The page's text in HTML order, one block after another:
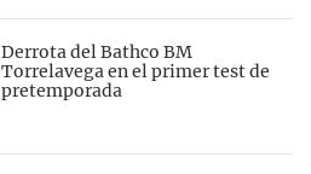
Derrota del Bathco BM
Torrelavega en el primer test de
pretemporada